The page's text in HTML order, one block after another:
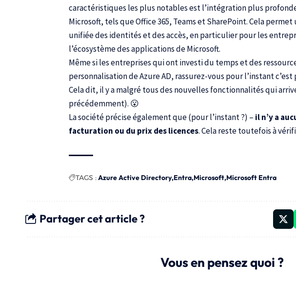
caractéristiques les plus notables est l’intégration plus
Microsoft, tels que Office 365, Teams et SharePoint. Cela
unifiée des identités et des accès, en particulier pour les
l’écosystème des applications de Microsoft.
Même si les entreprises qui ont investi du temps et des
personnalisation de Azure AD, rassurez-vous pour l’instant
Cela dit, il y a malgré tous des nouvelles fonctionnalités qui
précédemment). 😮
La société précise également que (pour l’instant ?) – il n’y a
facturation ou du prix des licences. Cela reste toutefois à
TAGS :Azure Active Directory Entra Microsoft Microsoft Entra
Partager cet article ?
Vous en pensez quoi ?